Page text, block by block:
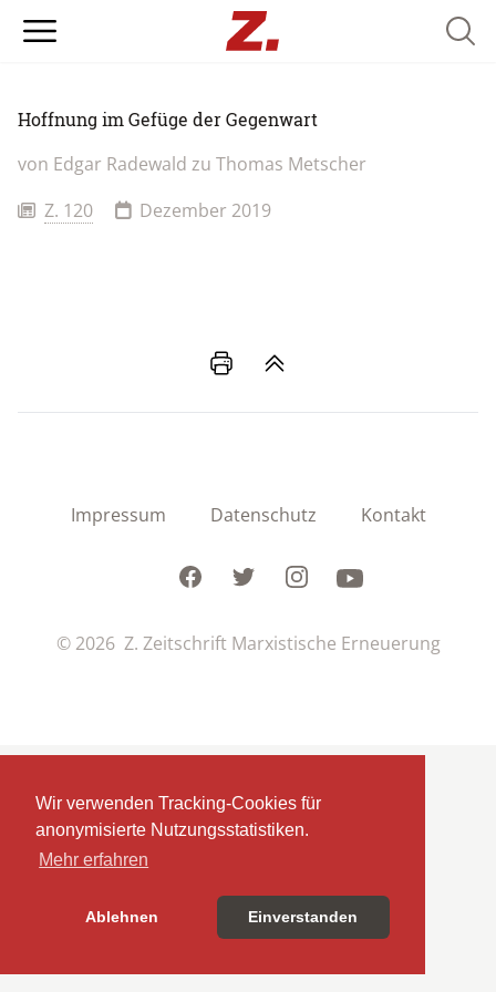
Wir verwenden Tracking-Cookies für
anonymisierte Nutzungsstatistiken.
Mehr erfahren
Ablehnen Einverstanden
Hoffnung im Gefüge der Gegenwart
von Edgar Radewald zu Thomas Metscher
Z. 120
Dezember 2019
Impressum Datenschutz Kontakt
FacebookTwitterInstagramYoutube
© 2026 Z. Zeitschrift Marxistische Erneuerung